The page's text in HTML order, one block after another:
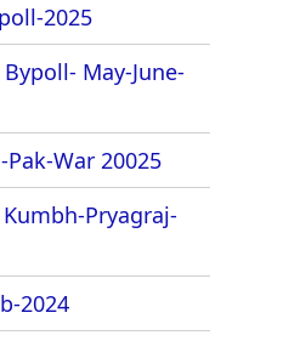
2025
May-June-
War 20025
Pryagraj-
2024